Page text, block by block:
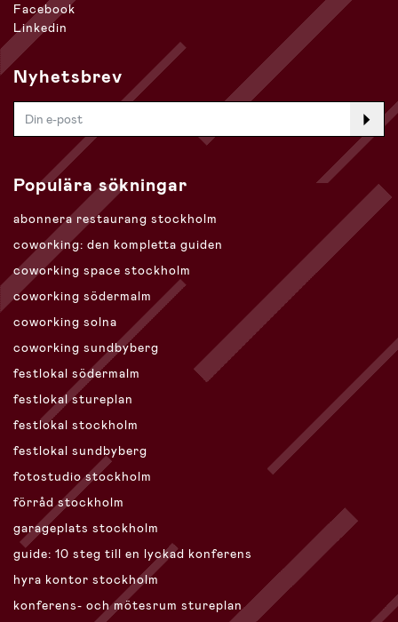
Facebook
Linkedin
Nyhetsbrev
Populära sökningar
abonnera restaurang stockholm
coworking: den kompletta guiden
coworking space stockholm
coworking södermalm
coworking solna
coworking sundbyberg
festlokal södermalm
festlokal stureplan
festlokal stockholm
festlokal sundbyberg
fotostudio stockholm
förråd stockholm
garageplats stockholm
guide: 10 steg till en lyckad konferens
hyra kontor stockholm
konferens- och mötesrum stureplan